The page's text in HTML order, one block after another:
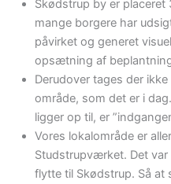
Skødstrup by er
mange borgere har
påvirket og generet
opsætning af
Derudover tages der
område, som det er i
ligger op til, er
Vores lokalområde er
Studstrupværket. Det
flytte til Skødstrup. Så at